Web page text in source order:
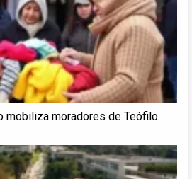
mobiliza moradores de Teófilo